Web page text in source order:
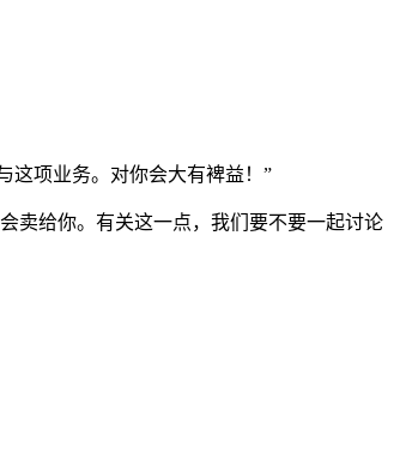
这项业务。对你会大有裨益！”
卖给你。有关这一点，我们要不要一起讨论